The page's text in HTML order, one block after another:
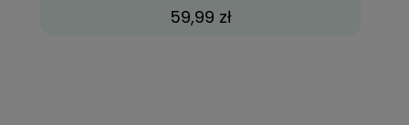
59,99 zł